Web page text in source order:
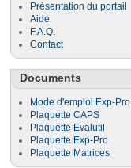
Présentation du portail
Aide
F.A.Q.
Contact
Documents
Mode d'emploi Exp-Pro
Plaquette CAPS
Plaquette Evalutil
Plaquette Exp-Pro
Plaquette Matrices